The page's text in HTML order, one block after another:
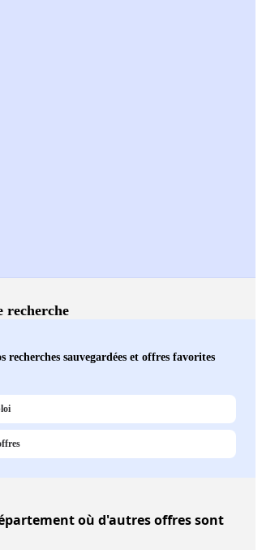
recherche
recherches sauvegardées et offres favorites
où d'autres offres sont